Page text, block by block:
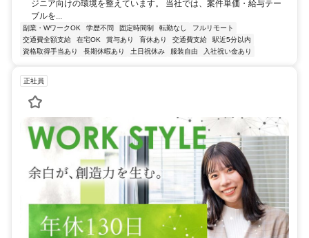
ジニア向けの環境を整えています。 当社では、案件単価・給与テー
ブルを...
副業・WワークOK 学歴不問 固定時間制 転勤なし
フルリモート
交通費全額支給
在宅OK 賞与あり 育休あり 交通費支給
駅近5分以内
資格取得手当あり
長期休暇あり 土日祝休み 服装自由 入社祝い金あり
正社員